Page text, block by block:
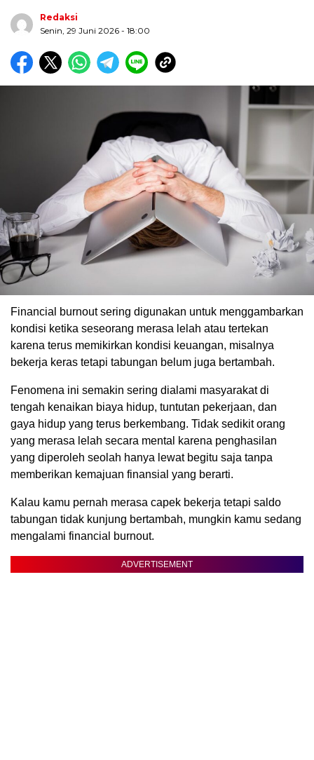
Redaksi
Senin, 29 Juni 2026 - 18:00
Financial burnout sering digunakan untuk menggambarkan
kondisi ketika seseorang merasa lelah atau tertekan
karena terus memikirkan kondisi keuangan, misalnya
bekerja keras tetapi tabungan belum juga bertambah.
Fenomena ini semakin sering dialami masyarakat di
tengah kenaikan biaya hidup, tuntutan pekerjaan, dan
gaya hidup yang terus berkembang. Tidak sedikit orang
yang merasa lelah secara mental karena penghasilan
yang diperoleh seolah hanya lewat begitu saja tanpa
memberikan kemajuan finansial yang berarti.
Kalau kamu pernah merasa capek bekerja tetapi saldo
tabungan tidak kunjung bertambah, mungkin kamu sedang
mengalami financial burnout.
ADVERTISEMENT